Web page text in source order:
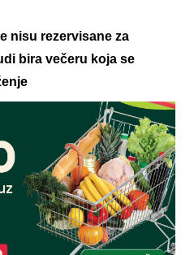
nisu rezervisane za
bira večeru koja se